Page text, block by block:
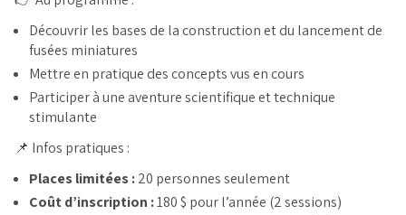
Découvrir les bases de la construction et du lancement de
fusées miniatures
Mettre en pratique des concepts vus en cours
Participer à une aventure scientifique et technique
stimulante
📌 Infos pratiques :
Places limitées :20 personnes seulement
Coût d’inscription :180 $ pour l’année (2 sessions)